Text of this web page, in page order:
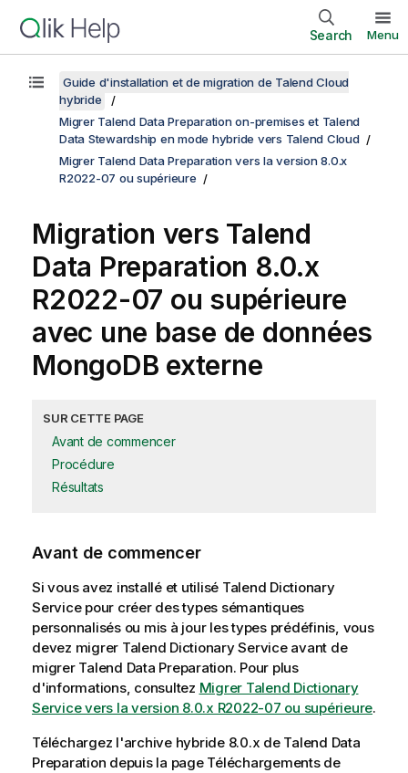
Search Menu
Guide d'installation et de migration de Talend Cloud
hybride
Migrer Talend Data Preparation on-premises et Talend
Data Stewardship en mode hybride vers Talend Cloud
Migrer Talend Data Preparation vers la version 8.0.x
R2022-07 ou supérieure
Migration vers Talend
Data Preparation 8.0.x
R2022-07 ou supérieure
avec une base de données
MongoDB externe
SUR CETTE PAGE
Avant de commencer
Procédure
Résultats
Avant de commencer
Si vous avez installé et utilisé Talend Dictionary
Servicepour créer des types sémantiques
personnalisés ou mis à jour les types prédéfinis, vous
devez migrer Talend Dictionary Serviceavant de
migrer Talend Data Preparation. Pour plus
d'informations, consultez Migrer Talend Dictionary
Service vers la version 8.0.x R2022-07 ou supérieure.
Téléchargez l'archive hybride 8.0.x de Talend Data
Preparation depuis la page Téléchargements de